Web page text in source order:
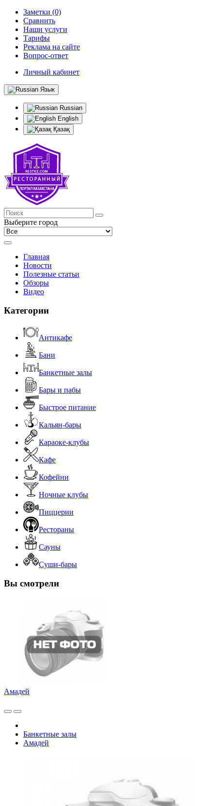
Заметки (0)
Сравнить
Наши услуги
Тарифы
Реклама на сайте
Вопрос-ответ
Личный кабинет
Язык
Russian
English
Қазақ
Выберите город
Главная
Новости
Полезные статьи
Обзоры
Видео
Категории
Антикафе
Бани
Банкетные залы
Бары и пабы
Быстрое питание
Кальян-бары
Караоке-клубы
Кафе
Кофейни
Ночные клубы
Пиццерии
Рестораны
Сауны
Суши-бары
Вы смотрели
Амадей
Банкетные залы
Амадей